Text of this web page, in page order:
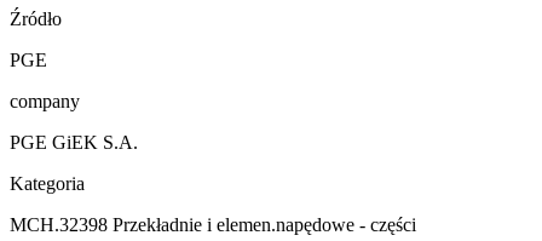
Źródło
PGE
company
PGE GiEK S.A.
Kategoria
MCH.32398 Przekładnie i elemen.napędowe - części